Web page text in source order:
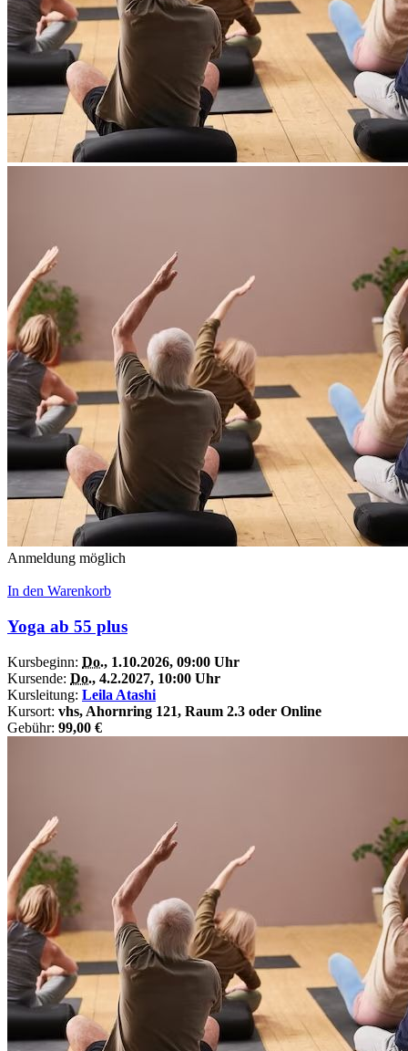
Anmeldung möglich
In den Warenkorb
Yoga ab 55 plus
Kursbeginn: Do., 1.10.2026, 09:00 Uhr
Kursende: Do., 4.2.2027, 10:00 Uhr
Kursleitung: Leila Atashi
Kursort: vhs, Ahornring 121, Raum 2.3 oder Online
Gebühr: 99,00 €